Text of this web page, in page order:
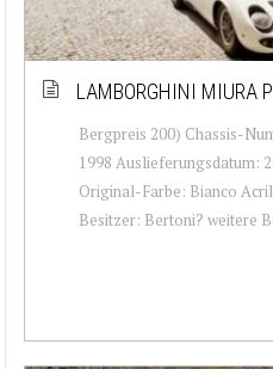
LAMBORGHINI MIURA
Bergpreis 200) Chassis-
1998 Auslieferungsdatum:
Original-Farbe: Bianco
Besitzer: Bertoni? weitere